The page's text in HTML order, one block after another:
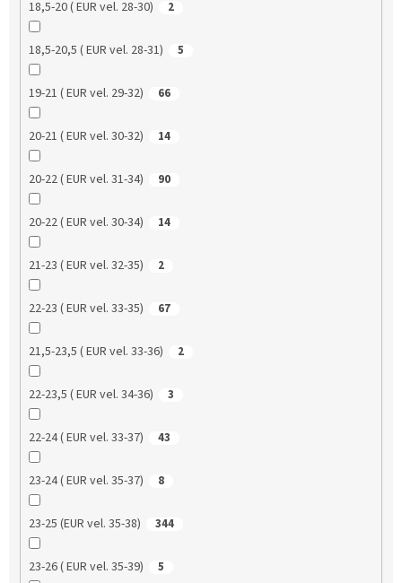
18,5-20 ( EUR vel. 28-30) 2
18,5-20,5 ( EUR vel. 28-31) 5
19-21 ( EUR vel. 29-32) 66
20-21 ( EUR vel. 30-32) 14
20-22 ( EUR vel. 31-34) 90
20-22 ( EUR vel. 30-34) 14
21-23 ( EUR vel. 32-35) 2
22-23 ( EUR vel. 33-35) 67
21,5-23,5 ( EUR vel. 33-36) 2
22-23,5 ( EUR vel. 34-36) 3
22-24 ( EUR vel. 33-37) 43
23-24 ( EUR vel. 35-37) 8
23-25 (EUR vel. 35-38) 344
23-26 ( EUR vel. 35-39) 5